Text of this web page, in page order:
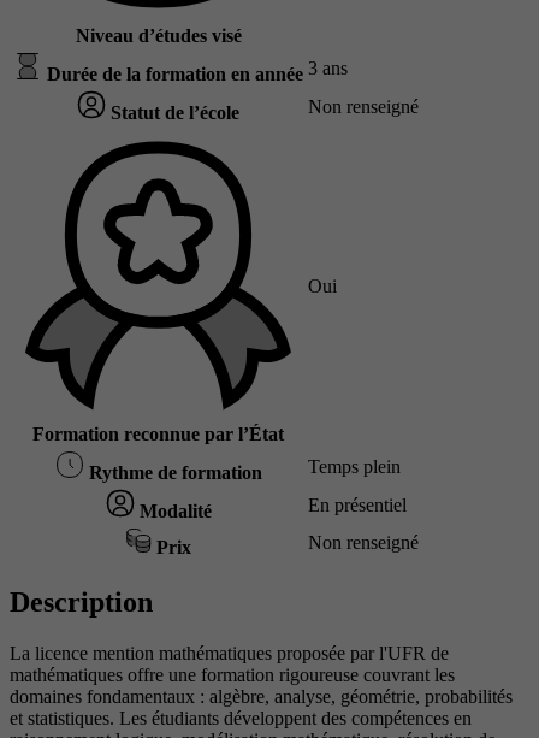
Niveau d’études visé
Durée de la formation en année 3 ans
Statut de l’école Non renseigné
Formation reconnue par l’État
Oui
Rythme de formation Temps plein
Modalité En présentiel
Prix Non renseigné
Description
La licence mention mathématiques proposée par l'UFR de
mathématiques offre une formation rigoureuse couvrant les
domaines fondamentaux : algèbre, analyse, géométrie, probabilités
et statistiques. Les étudiants développent des compétences en